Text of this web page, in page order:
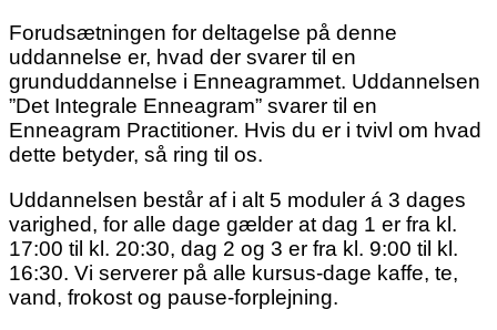
Forudsætningen for deltagelse på denne
uddannelse er, hvad der svarer til en
grunduddannelse i Enneagrammet. Uddannelsen
”Det Integrale Enneagram” svarer til en
Enneagram Practitioner. Hvis du er i tvivl om hvad
dette betyder, så ring til os.
Uddannelsen består af i alt 5 moduler á 3 dages
varighed, for alle dage gælder at dag 1 er fra kl.
17:00 til kl. 20:30, dag 2 og 3 er fra kl. 9:00 til kl.
16:30. Vi serverer på alle kursus-dage kaffe, te,
vand, frokost og pause-forplejning.